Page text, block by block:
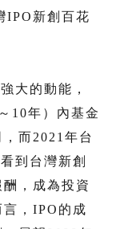
IPO新創百花
大的動能，
10年）內基金
而2021年台
到台灣新創
，成為投資
，IPO的成